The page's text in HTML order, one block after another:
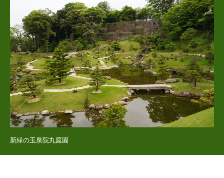
新緑の玉泉院丸庭園